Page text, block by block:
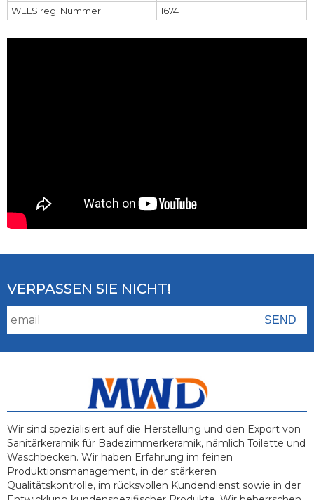
WELS reg. Nummer
1674
VERPASSEN SIE NICHT!
Wir sind spezialisiert auf die Herstellung und den Export von
Sanitärkeramik für Badezimmerkeramik, nämlich Toilette und
Waschbecken. Wir haben Erfahrung im feinen
Produktionsmanagement, in der stärkeren
Qualitätskontrolle, im rücksvollen Kundendienst sowie in der